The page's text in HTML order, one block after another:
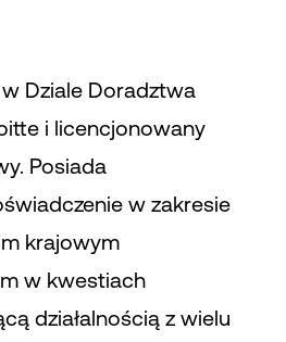
Dziale Doradztwa
i licencjonowany
Posiada
w zakresie
krajowym
w kwestiach
działalnością z wielu